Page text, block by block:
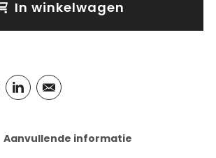
In winkelwagen
Aanvullende informatie